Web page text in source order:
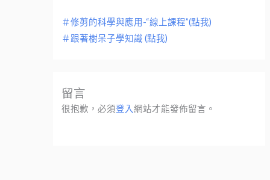
＃修剪的科學與應用-“線上課程”(點我)
＃跟著樹呆子學知識 (點我)
留言
很抱歉，必須登入網站才能發佈留言。